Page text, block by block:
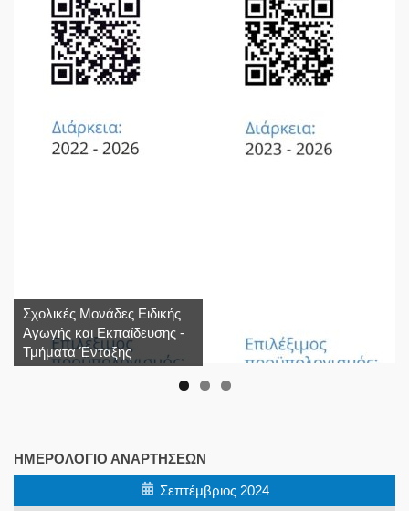
Σχολικές Μονάδες Ειδικής
Αγωγής και Εκπαίδευσης -
Τμήματα Ένταξης
ΗΜΕΡΟΛΌΓΙΟ ΑΝΑΡΤΉΣΕΩΝ
Σεπτέμβριος 2024